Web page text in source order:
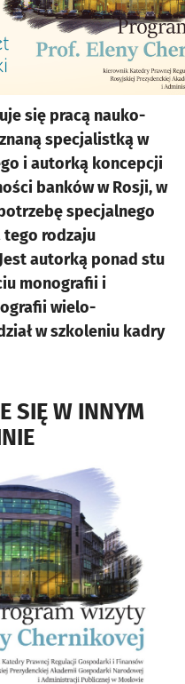
się pracą nauko-
specjalistką w
i autorką koncepcji
banków w Rosji, w
specjalnego
tego rodzaju
autorką ponad stu
monografii i
wielo-
w szkoleniu kadry
SIĘ W INNYM